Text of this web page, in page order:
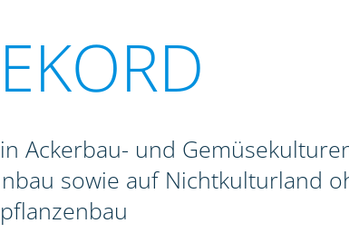
Ackerbau- und
sowie auf Nichtkulturland